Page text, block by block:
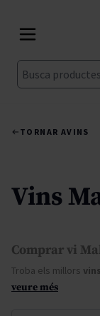
Cerca
TORNAR AVINS
Vins
Comprar vi
Troba els millors
veure més